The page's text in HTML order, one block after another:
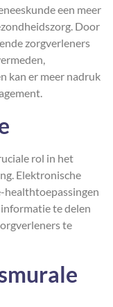
een meer
Door
zorgverleners
kan er meer nadruk
rol in het
Elektronische
healthtoepassingen
te delen
te